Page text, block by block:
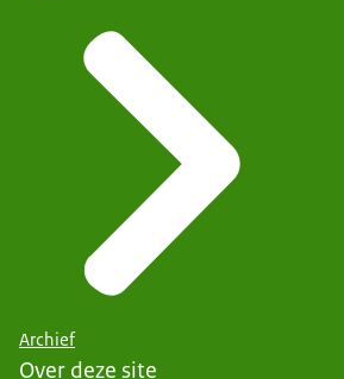
Archief
Over deze site